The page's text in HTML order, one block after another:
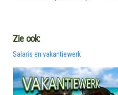
Zie ook:
Salaris en vakantiewerk